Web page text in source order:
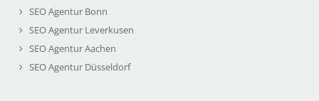
SEO Agentur Bonn
SEO Agentur Leverkusen
SEO Agentur Aachen
SEO Agentur Düsseldorf